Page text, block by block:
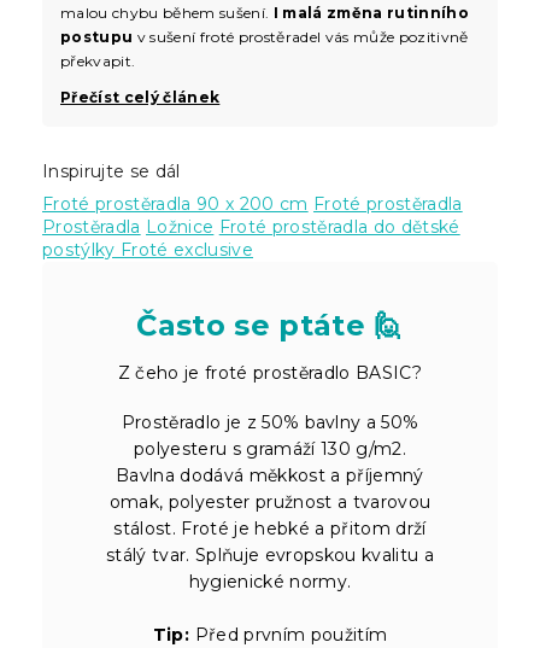
malou chybu během sušení. I malá změna rutinního
postupu v sušení froté prostěradel vás může pozitivně
překvapit.
Přečíst celý článek
Inspirujte se dál
Froté prostěradla 90 x 200 cm Froté prostěradla
Prostěradla Ložnice Froté prostěradla do dětské
postýlky Froté exclusive
Často se ptáte 🙋
Z čeho je froté prostěradlo BASIC?
Prostěradlo je z 50% bavlny a 50%
polyesteru s gramáží 130 g/m2.
Bavlna dodává měkkost a příjemný
omak, polyester pružnost a tvarovou
stálost. Froté je hebké a přitom drží
stálý tvar. Splňuje evropskou kvalitu a
hygienické normy.
Tip: Před prvním použitím